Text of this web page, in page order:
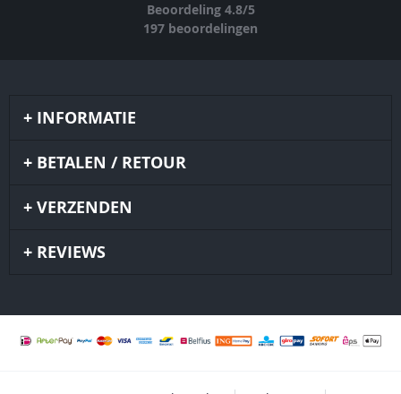
Beoordeling 4.8/5
197 beoordelingen
INFORMATIE
BETALEN / RETOUR
VERZENDEN
REVIEWS